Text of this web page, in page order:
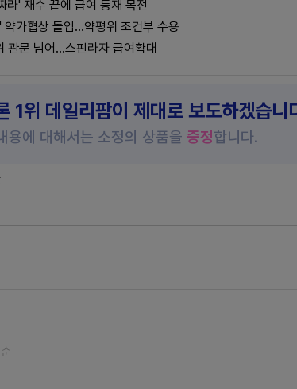
라' 재수 끝에 급여 등재 목전
약가협상 돌입...약평위 조건부 수용
관문 넘어...스핀라자 급여확대
1위 데일리팜이 제대로 보도하겠습니
용에 대해서는 소정의 상품을 증정합니다.